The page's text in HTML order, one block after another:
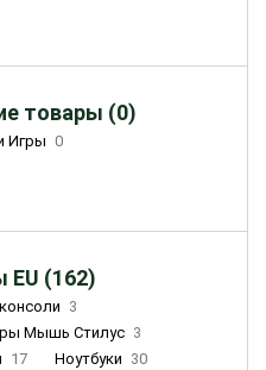
товары (0)
Игры 0
EU (162)
3
Мышь Стилус 3
17 Ноутбуки 30